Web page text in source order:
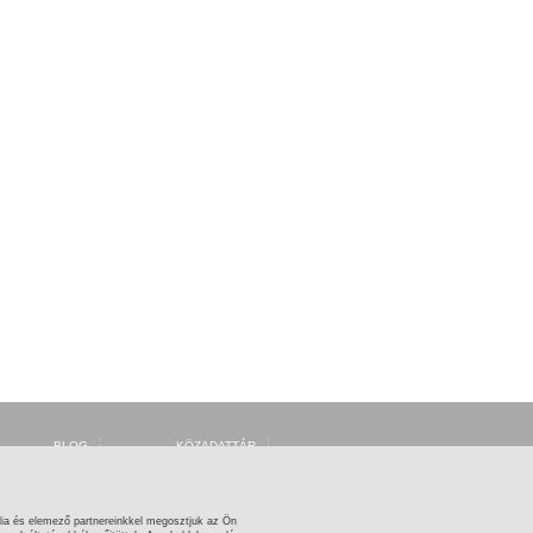
és elemező partnereinkkel megosztjuk az Ön
KÖZADATTÁR
OSZK ZENEMŰTÁR
BLOG